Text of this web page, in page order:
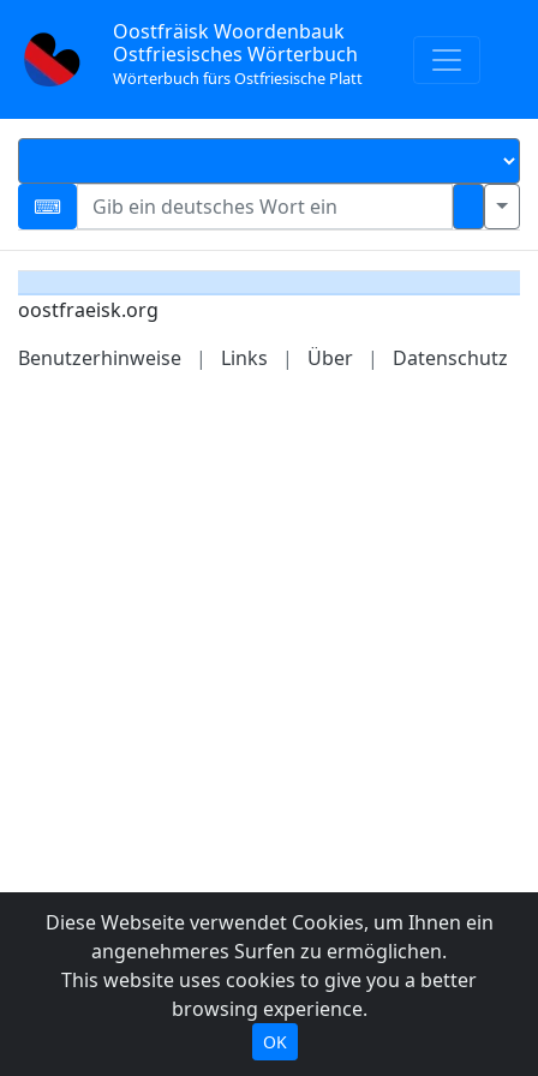
Oostfräisk Woordenbauk
Ostfriesisches Wörterbuch
Wörterbuch fürs Ostfriesische Platt
oostfraeisk.org
Benutzerhinweise
| Links | Über | Datenschutz
Diese Webseite verwendet Cookies, um Ihnen ein
angenehmeres Surfen zu ermöglichen.
This website uses cookies to give you a better
browsing experience.
OK